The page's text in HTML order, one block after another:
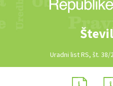
Uradni list RS, št. 38/